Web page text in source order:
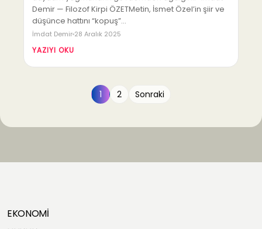
Demir — Filozof Kirpi ÖZETMetin, İsmet Özel’in şiir ve
düşünce hattını “kopuş”…
İmdat Demir 28 Aralık 2025
YAZIYI OKU
1 2 Sonraki
EKONOMİ